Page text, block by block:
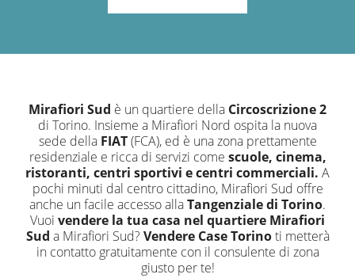
Mirafiori Sud è un quartiere della Circoscrizione 2
di Torino. Insieme a Mirafiori Nord ospita la nuova
sede della FIAT(FCA), ed è una zona prettamente
residenziale e ricca di servizi come scuole, cinema,
ristoranti, centri sportivi e centri commerciali. A
pochi minuti dal centro cittadino, Mirafiori Sud offre
anche un facile accesso allaTangenziale di Torino.
Vuoi vendere la tua casa nel quartiere Mirafiori
Sud a Mirafiori Sud? Vendere Case Torinoti metterà
in contatto gratuitamente con il consulente di zona
giusto per te!